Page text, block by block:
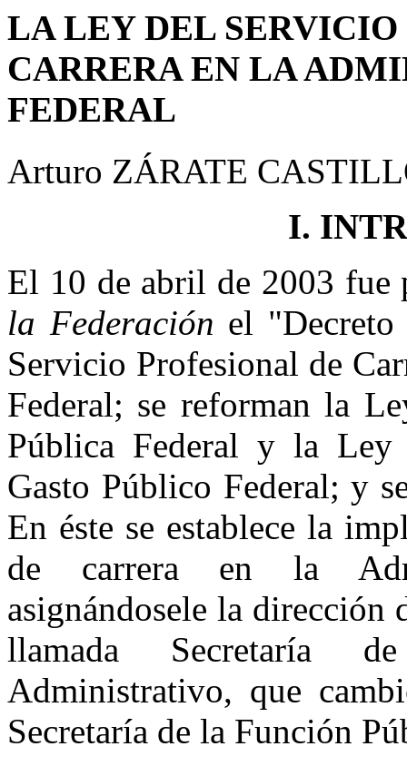
LA LEY DEL
CARRERA EN LA
FEDERAL
Arturo ZÁRATE
I.
El 10 de abril de 2003
la Federación el
Servicio Profesional de
Federal; se reforman la
Pública Federal y la Ley
Gasto Público Federal; y
En éste se establece la
de carrera en la
asignándosele la dirección
llamada Secretaría
Administrativo, que
Secretaría de la Función